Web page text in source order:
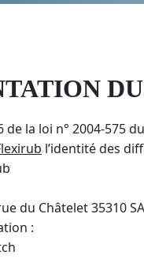
de la loi n° 2004-575
l’identité des
du Châtelet 35310
: